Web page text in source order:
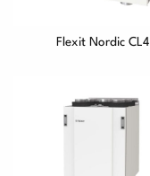
Flexit Nordic CL4